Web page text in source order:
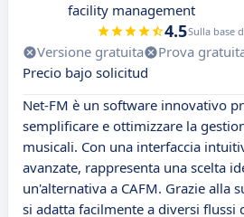
facility management
4.5Sulla base
Versione gratuita Prova
Precio bajo solicitud
Net-FM è un software innovativo
semplificare e ottimizzare la
musicali. Con una interfaccia
avanzate, rappresenta una scelta
un'alternativa a CAFM. Grazie alla
si adatta facilmente a diversi flussi